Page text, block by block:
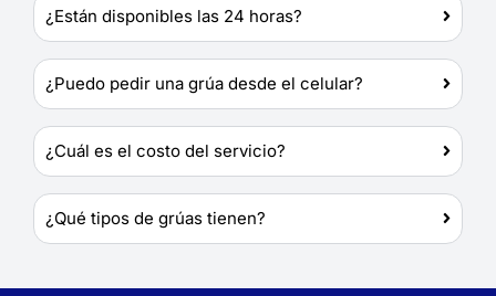
¿Están disponibles las 24 horas?
¿Puedo pedir una grúa desde el celular?
¿Cuál es el costo del servicio?
¿Qué tipos de grúas tienen?